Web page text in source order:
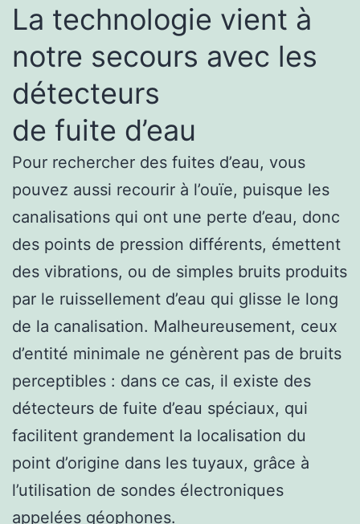
La technologie vient à
notre secours avec les
détecteurs
de fuite d’eau
Pour rechercher des fuites d’eau, vous
pouvez aussi recourir à l’ouïe, puisque les
canalisations qui ont une perte d’eau, donc
des points de pression différents, émettent
des vibrations, ou de simples bruits produits
par le ruissellement d’eau qui glisse le long
de la canalisation. Malheureusement, ceux
d’entité minimale ne génèrent pas de bruits
perceptibles : dans ce cas, il existe des
détecteurs de fuite d’eau spéciaux, qui
facilitent grandement la localisation du
point d’origine dans les tuyaux, grâce à
l’utilisation de sondes électroniques
appelées géophones.